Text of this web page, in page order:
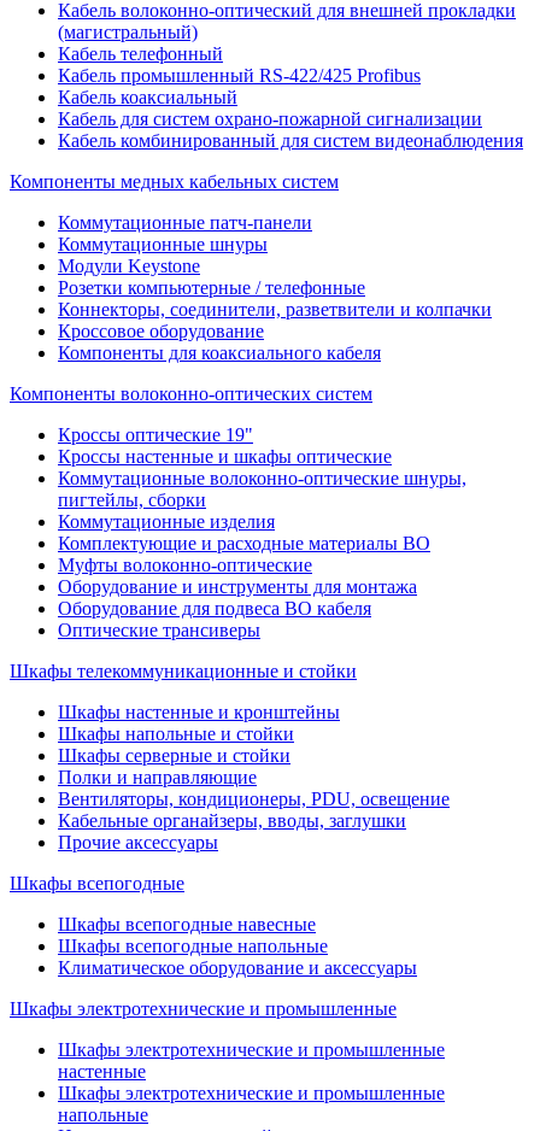
Кабель волоконно-оптический для внешней прокладки
(магистральный)
Кабель телефонный
Кабель промышленный RS-422/425 Profibus
Кабель коаксиальный
Кабель для систем охрано-пожарной сигнализации
Кабель комбинированный для систем видеонаблюдения
Компоненты медных кабельных систем
Коммутационные патч-панели
Коммутационные шнуры
Модули Keystone
Розетки компьютерные / телефонные
Коннекторы, соединители, разветвители и колпачки
Кроссовое оборудование
Компоненты для коаксиального кабеля
Компоненты волоконно-оптических систем
Кроссы оптические 19"
Кроссы настенные и шкафы оптические
Коммутационные волоконно-оптические шнуры,
пигтейлы, сборки
Коммутационные изделия
Комплектующие и расходные материалы ВО
Муфты волоконно-оптические
Оборудование и инструменты для монтажа
Оборудование для подвеса ВО кабеля
Оптические трансиверы
Шкафы телекоммуникационные и стойки
Шкафы настенные и кронштейны
Шкафы напольные и стойки
Шкафы серверные и стойки
Полки и направляющие
Вентиляторы, кондиционеры, PDU, освещение
Кабельные органайзеры, вводы, заглушки
Прочие аксеcсуары
Шкафы всепогодные
Шкафы всепогодные навесные
Шкафы всепогодные напольные
Климатическое оборудование и аксессуары
Шкафы электротехнические и промышленные
Шкафы электротехнические и промышленные
настенные
Шкафы электротехнические и промышленные
напольные